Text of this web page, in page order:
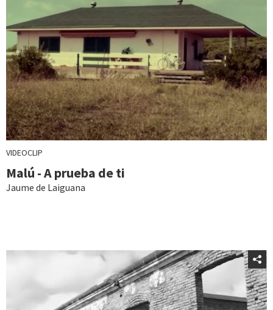
VIDEOCLIP
Malú - A prueba de ti
Jaume de Laiguana